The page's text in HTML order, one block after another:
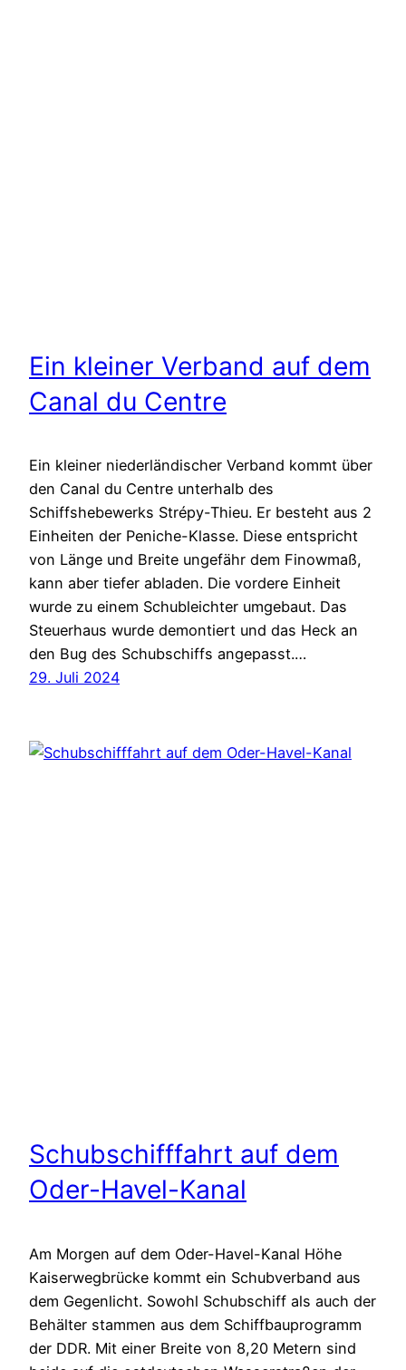
Ein kleiner Verband auf dem
Canal du Centre
Ein kleiner niederländischer Verband kommt über
den Canal du Centre unterhalb des
Schiffshebewerks Strépy-Thieu. Er besteht aus 2
Einheiten der Peniche-Klasse. Diese entspricht
von Länge und Breite ungefähr dem Finowmaß,
kann aber tiefer abladen. Die vordere Einheit
wurde zu einem Schubleichter umgebaut. Das
Steuerhaus wurde demontiert und das Heck an
den Bug des Schubschiffs angepasst.…
29. Juli 2024
Schubschifffahrt auf dem
Oder-Havel-Kanal
Am Morgen auf dem Oder-Havel-Kanal Höhe
Kaiserwegbrücke kommt ein Schubverband aus
dem Gegenlicht. Sowohl Schubschiff als auch der
Behälter stammen aus dem Schiffbauprogramm
der DDR. Mit einer Breite von 8,20 Metern sind